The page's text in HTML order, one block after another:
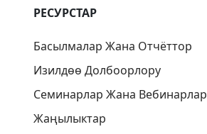
РЕСУРСТАР
Басылмалар Жана Отчёттор
Изилдөө Долбоорлору
Семинарлар Жана Вебинарлар
Жаңылыктар